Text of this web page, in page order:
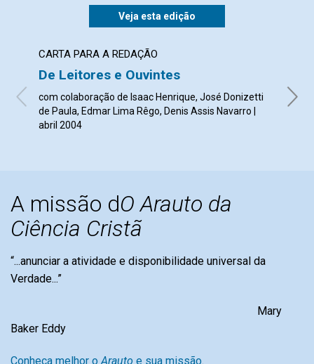
Veja esta edição
CARTA PARA A REDAÇÃO
De Leitores e Ouvintes
com colaboração de Isaac Henrique, José Donizetti
de Paula, Edmar Lima Rêgo, Denis Assis Navarro |
abril 2004
A missão dO Arauto da
Ciência Cristã
“...anunciar a atividade e disponibilidade universal da
Verdade...”
Mary
Baker Eddy
Conheça melhor o Arauto e sua missão.